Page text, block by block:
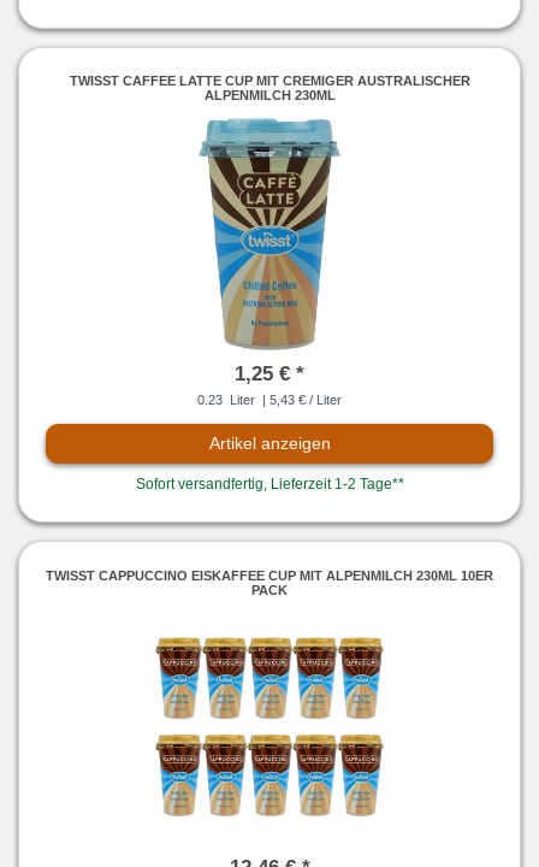
TWISST CAFFEE LATTE CUP MIT CREMIGER AUSTRALISCHER
ALPENMILCH 230ML
1,25 € *
0.23 Liter | 5,43 € / Liter
Artikel anzeigen
Sofort versandfertig, Lieferzeit 1-2 Tage**
TWISST CAPPUCCINO EISKAFFEE CUP MIT ALPENMILCH 230ML 10ER
PACK